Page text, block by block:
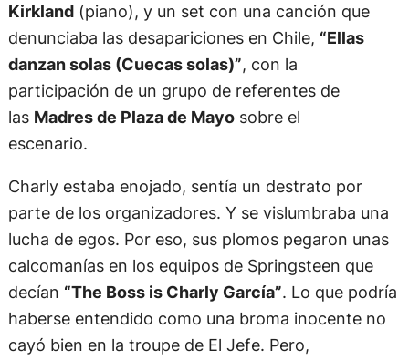
Kirkland(piano), y un set con una canción que
denunciaba las desapariciones en Chile, “Ellas
danzan solas (Cuecas solas)”, con la
participación de un grupo de referentes de
las Madres de Plaza de Mayosobre el
escenario.
Charly estaba enojado, sentía un destrato por
parte de los organizadores. Y se vislumbraba una
lucha de egos. Por eso, sus plomos pegaron unas
calcomanías en los equipos de Springsteen que
decían “The Boss is Charly García”. Lo que podría
haberse entendido como una broma inocente no
cayó bien en la troupe de El Jefe. Pero,